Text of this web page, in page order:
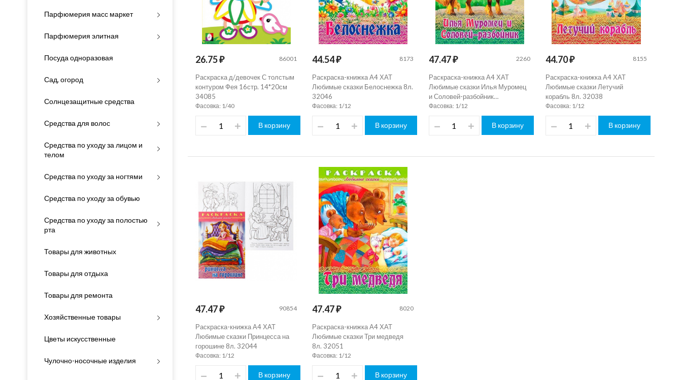
Парфюмерия масс маркет
Парфюмерия элитная
Посуда одноразовая
Сад, огород
Солнцезащитные средства
Средства для волос
Средства по уходу за лицом и
телом
Средства по уходу за ногтями
Средства по уходу за обувью
Средства по уходу за полостью
рта
Товары для животных
Товары для отдыха
Товары для ремонта
Хозяйственные товары
Цветы искусственные
Чулочно-носочные изделия
26.75 ₽ 86001
Раскраска д/девочек С толстым
контуром Фея 16стр. 14*20см
34085
Фасовка: 1/40
В корзину
44.54 ₽ 8173
Раскраска-книжка А4 ХАТ
Любимые сказки Белоснежка 8л.
32046
Фасовка: 1/12
В корзину
47.47 ₽ 2260
Раскраска-книжка А4 ХАТ
Любимые сказки Илья Муромец
и Соловей-разбойник…
Фасовка: 1/12
В корзину
44.70 ₽ 8155
Раскраска-книжка А4 ХАТ
Любимые сказки Летучий
корабль 8л. 32038
Фасовка: 1/12
В корзину
47.47 ₽ 90854
Раскраска-книжка А4 ХАТ
Любимые сказки Принцесса на
горошине 8л. 32044
Фасовка: 1/12
В корзину
47.47 ₽ 8020
Раскраска-книжка А4 ХАТ
Любимые сказки Три медведя
8л. 32051
Фасовка: 1/12
В корзину